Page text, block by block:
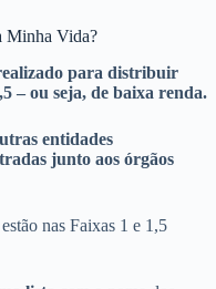
Minha Vida?
para distribuir
– ou seja, de baixa renda.
entidades
junto aos órgãos
nas Faixas 1 e 1,5